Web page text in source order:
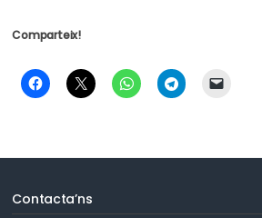
Comparteix!
Contacta’ns